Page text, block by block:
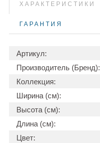
ХАРАКТЕРИСТИКИ
ГАРАНТИЯ
Артикул:
Производитель (Бренд):
Коллекция:
Ширина (см):
Высота (см):
Длина (см):
Цвет: